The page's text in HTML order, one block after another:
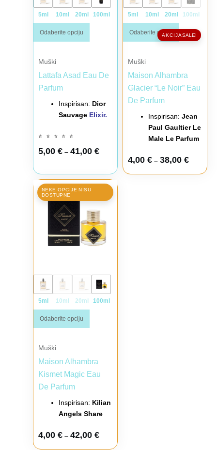
5ml 10ml 20ml 100ml
Odaberite opciju
Muški
Lattafa Asad Eau De
Parfum
Inspirisan: Dior
Sauvage Elixir.
⭐ ⭐ ⭐ ⭐ ⭐
5,00 € – 41,00 €
5ml 10ml 20ml 100ml
Odaberite opciju SALE!
Muški
Maison Alhambra
Glacier “Le Noir” Eau
De Parfum
Inspirisan: Jean
Paul Gaultier Le
Male Le Parfum
4,00 € – 38,00 €
NEKE OPCIJE NISU
DOSTUPNE
5ml 10ml 20ml 100ml
Odaberite opciju
Muški
Maison Alhambra
Kismet Magic Eau
De Parfum
Inspirisan: Kilian
Angels Share
4,00 € – 42,00 €
Raspon cena: od 4,00 € do 42,00 €
Ovaj proizvod ima više varijanti. Opcije mogu biti